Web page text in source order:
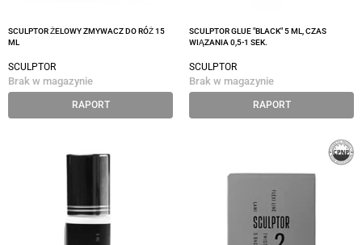
SCULPTOR ŻELOWY ZMYWACZ DO RÓŻ 15
ML
SCULPTOR
Brak w magazynie
RAPORT
SCULPTOR GLUE "BLACK" 5 ML, CZAS
WIĄZANIA 0,5-1 SEK.
SCULPTOR
Brak w magazynie
RAPORT